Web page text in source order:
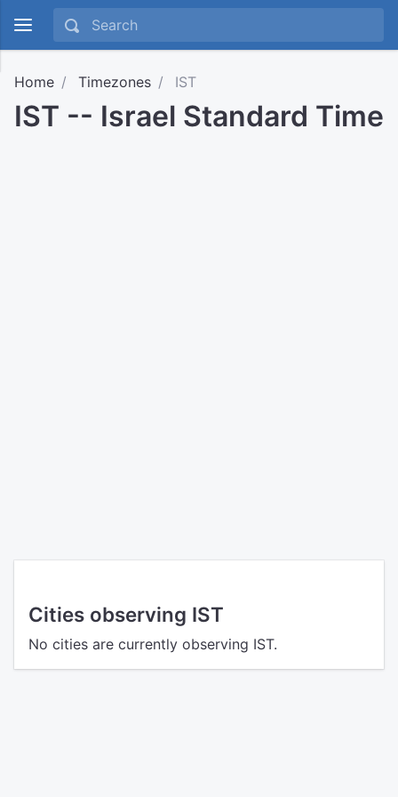
Home Timezones IST
IST -- Israel Standard Time
Cities observing IST
No cities are currently observing IST.